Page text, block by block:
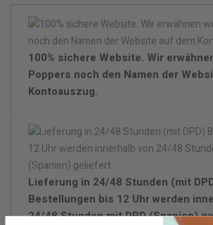
100% sichere Website. Wir
Poppers noch den Namen der
Kontoauszug.
Lieferung in 24/48 Stunden (mit
Bestellungen bis 12 Uhr werden
24/48 Stunden mit DPD (Spanien)